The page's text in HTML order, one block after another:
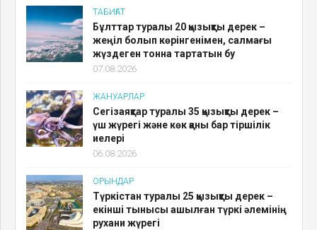
ТАБИҒАТ
Бұлттар туралы 20 қызықты дерек –
жеңіл болып көрінгенімен, салмағы
жүздеген тонна тартатын бу
07.08.2026
ЖАНУАРЛАР
Сегізаяқтар туралы 35 қызықты дерек –
үш жүрегі және көк қаны бар тіршілік
иелері
06.08.2026
ОРЫНДАР
Түркістан туралы 25 қызықты дерек –
екінші тынысы ашылған түркі әлемінің
рухани жүрегі